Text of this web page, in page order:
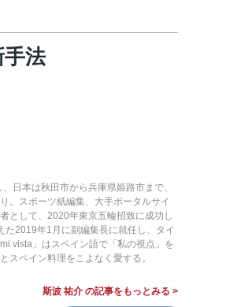
手法
日本は秋田市から兵庫県姫路市まで、
。スポーツ紙編集、大手ポータルサイ
として、2020年東京五輪招致に成功し
2019年1月に副編集長に就任し、タイ
vista」はスペイン語で「私の視点」を
スペイン料理をこよなく愛する。
斯波 祐介 の記事をもっとみる >